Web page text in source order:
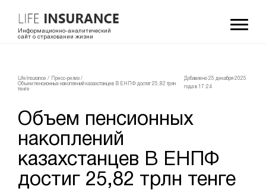
Информационно-аналитический
сайт о страховании жизни
LifeInsurance / Пресс-релиз /
Объем пенсионных накоплений казахстанцев В ЕНПФ достиг 25,82 трлн
тенге
Добавлено 25 декабря 2025
года в 17:24
Объем пенсионных
накоплений
казахстанцев В ЕНПФ
достиг 25,82 трлн тенге